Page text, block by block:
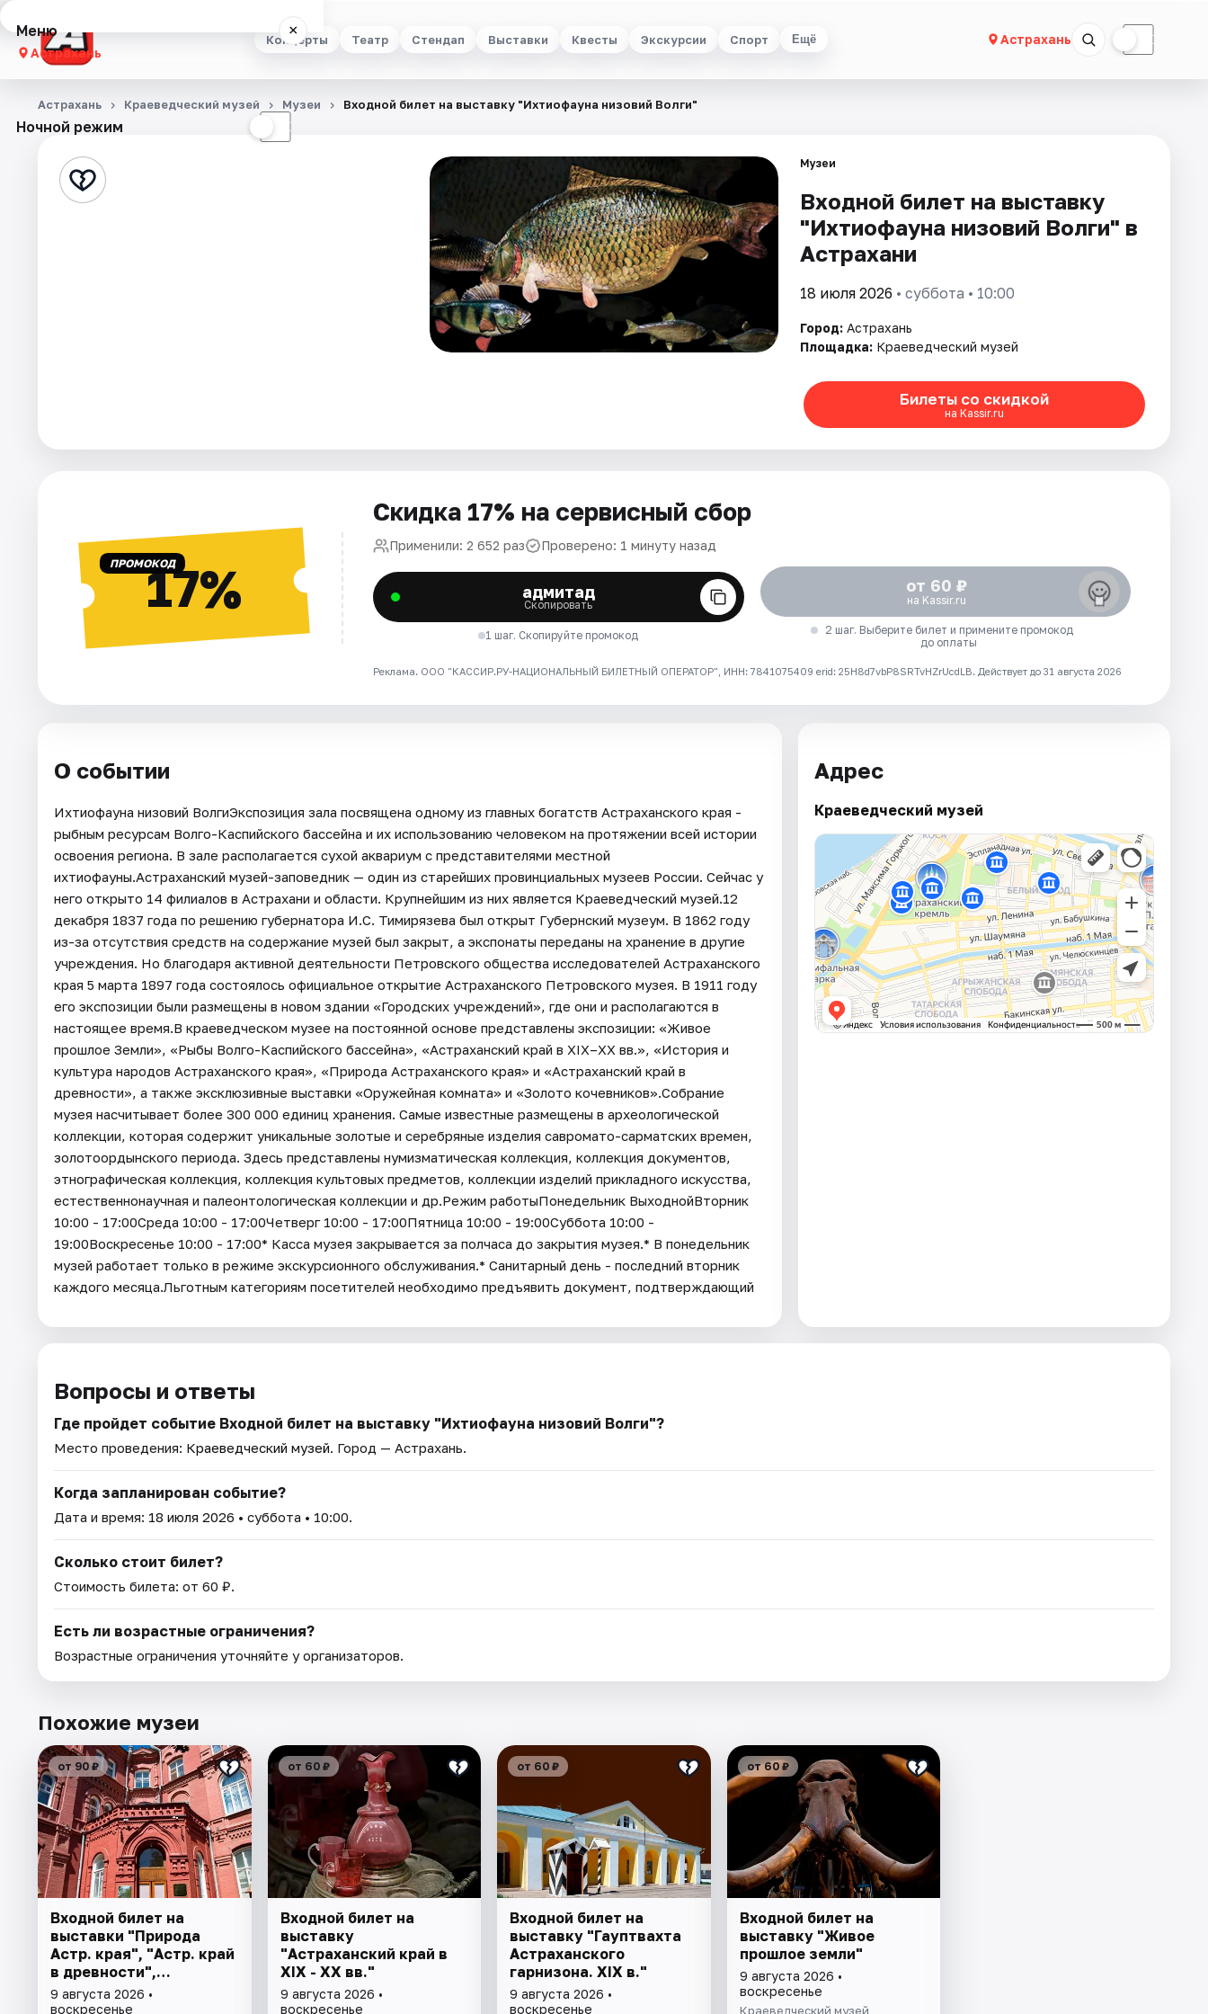
Концерты Театр Стендап Выставки Квесты Экскурсии Спорт Ещё Астрахань ☾
Меню ×
Астрахань
Концерты
Стендап
Города
Рейтинги
Ночной режим ☾
Астрахань Краеведческий музей Музеи Входной билет на выставку "Ихтиофауна низовий Волги"
Музеи
Входной билет на выставку
"Ихтиофауна низовий Волги" в
Астрахани
18 июля 2026 • суббота • 10:00
Город: Астрахань
Площадка: Краеведческий музей
Билеты со скидкой
на Kassir.ru
ПРОМОКОД17%
Скидка 17% на сервисный сбор
Применили: 2 652 раз Проверено: 1 минуту назад
адмитад
Скопировать
1 шаг. Скопируйте промокод
от 60 ₽
на Kassir.ru
2 шаг. Выберите билет и примените промокод
до оплаты
Реклама. ООО "КАССИР.РУ-НАЦИОНАЛЬНЫЙ БИЛЕТНЫЙ ОПЕРАТОР", ИНН: 7841075409 erid: 25H8d7vbP8SRTvHZrUcdLB. Действует до 31 августа 2026
О событии
Ихтиофауна низовий ВолгиЭкспозиция зала посвящена одному из главных богатств Астраханского края -
рыбным ресурсам Волго-Каспийского бассейна и их использованию человеком на протяжении всей истории
освоения региона. В зале располагается сухой аквариум с представителями местной
ихтиофауны.Астраханский музей-заповедник — один из старейших провинциальных музеев России. Сейчас у
него открыто 14 филиалов в Астрахани и области. Крупнейшим из них является Краеведческий музей.12
декабря 1837 года по решению губернатора И.С. Тимирязева был открыт Губернский музеум. В 1862 году
из-за отсутствия средств на содержание музей был закрыт, а экспонаты переданы на хранение в другие
учреждения. Но благодаря активной деятельности Петровского общества исследователей Астраханского
края 5 марта 1897 года состоялось официальное открытие Астраханского Петровского музея. В 1911 году
его экспозиции были размещены в новом здании «Городских учреждений», где они и располагаются в
настоящее время.В краеведческом музее на постоянной основе представлены экспозиции: «Живое
прошлое Земли», «Рыбы Волго-Каспийского бассейна», «Астраханский край в XIX–XX вв.», «История и
культура народов Астраханского края», «Природа Астраханского края» и «Астраханский край в
древности», а также эксклюзивные выставки «Оружейная комната» и «Золото кочевников».Собрание
музея насчитывает более 300 000 единиц хранения. Самые известные размещены в археологической
коллекции, которая содержит уникальные золотые и серебряные изделия савромато-сарматских времен,
золотоордынского периода. Здесь представлены нумизматическая коллекция, коллекция документов,
этнографическая коллекция, коллекция культовых предметов, коллекции изделий прикладного искусства,
естественнонаучная и палеонтологическая коллекции и др.Режим работыПонедельник ВыходнойВторник
10:00 - 17:00Среда 10:00 - 17:00Четверг 10:00 - 17:00Пятница 10:00 - 19:00Суббота 10:00 -
19:00Воскресенье 10:00 - 17:00* Касса музея закрывается за полчаса до закрытия музея.* В понедельник
музей работает только в режиме экскурсионного обслуживания.* Санитарный день - последний вторник
каждого месяца.Льготным категориям посетителей необходимо предъявить документ, подтверждающий
Адрес
Краеведческий музей
Вопросы и ответы
Где пройдет событие Входной билет на выставку "Ихтиофауна низовий Волги"?
Место проведения: Краеведческий музей. Город — Астрахань.
Когда запланирован событие?
Дата и время: 18 июля 2026 • суббота • 10:00.
Сколько стоит билет?
Стоимость билета: от 60 ₽.
Есть ли возрастные ограничения?
Возрастные ограничения уточняйте у организаторов.
Похожие музеи
от 90 ₽
Входной билет на
выставки "Природа
Астр. края", "Астр. край
в древности",
"Заселение Астр. края"
9 августа 2026 •
воскресенье
от 60 ₽
Входной билет на
выставку
"Астраханский край в
XIX - XX вв."
9 августа 2026 •
воскресенье
от 60 ₽
Входной билет на
выставку "Гауптвахта
Астраханского
гарнизона. XIX в."
9 августа 2026 •
воскресенье
от 60 ₽
Входной билет на
выставку "Живое
прошлое земли"
9 августа 2026 •
воскресенье
Краеведческий музей